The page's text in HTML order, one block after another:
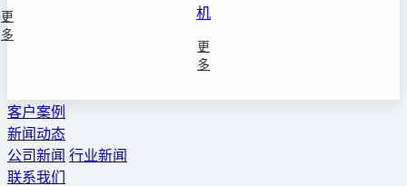
更
多
机
更
多
客户案例
新闻动态
公司新闻 行业新闻
联系我们